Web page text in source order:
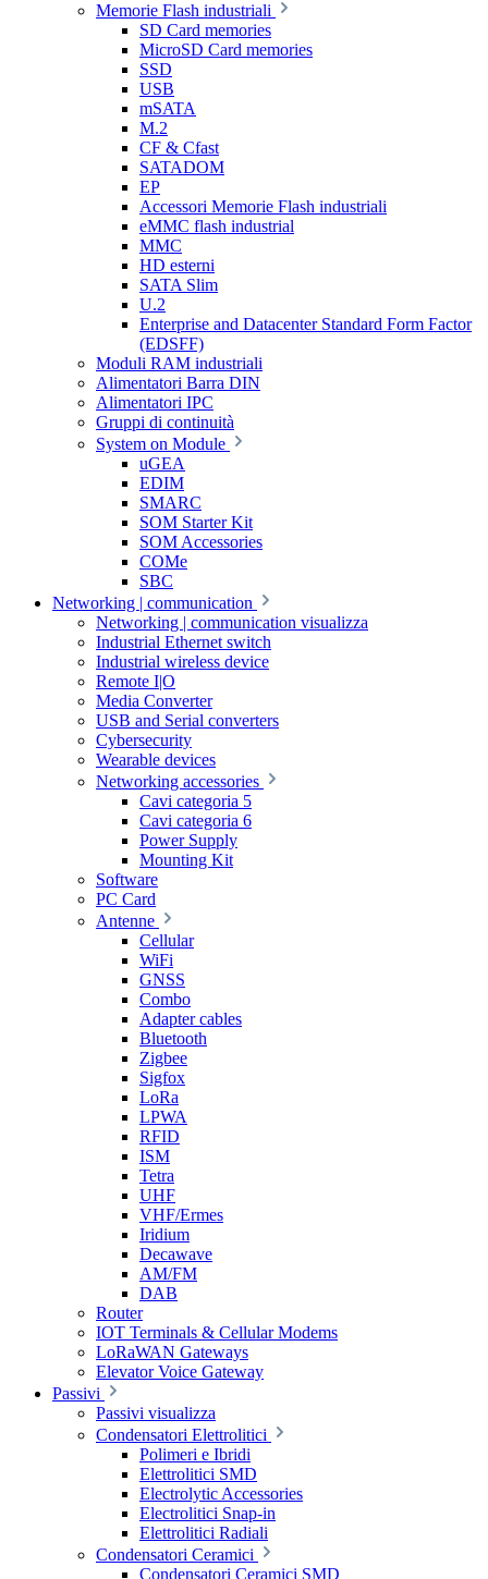
Memorie Flash industriali
SD Card memories
MicroSD Card memories
SSD
USB
mSATA
M.2
CF & Cfast
SATADOM
EP
Accessori Memorie Flash industriali
eMMC flash industrial
MMC
HD esterni
SATA Slim
U.2
Enterprise and Datacenter Standard Form Factor
(EDSFF)
Moduli RAM industriali
Alimentatori Barra DIN
Alimentatori IPC
Gruppi di continuità
System on Module
uGEA
EDIM
SMARC
SOM Starter Kit
SOM Accessories
COMe
SBC
Networking | communication
Networking | communication visualizza
Industrial Ethernet switch
Industrial wireless device
Remote I|O
Media Converter
USB and Serial converters
Cybersecurity
Wearable devices
Networking accessories
Cavi categoria 5
Cavi categoria 6
Power Supply
Mounting Kit
Software
PC Card
Antenne
Cellular
WiFi
GNSS
Combo
Adapter cables
Bluetooth
Zigbee
Sigfox
LoRa
LPWA
RFID
ISM
Tetra
UHF
VHF/Ermes
Iridium
Decawave
AM/FM
DAB
Router
IOT Terminals & Cellular Modems
LoRaWAN Gateways
Elevator Voice Gateway
Passivi
Passivi visualizza
Condensatori Elettrolitici
Polimeri e Ibridi
Elettrolitici SMD
Electrolytic Accessories
Electrolitici Snap-in
Elettrolitici Radiali
Condensatori Ceramici
Condensatori Ceramici SMD